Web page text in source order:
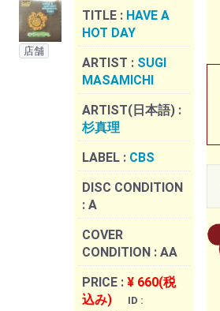
店舗
TITLE : HAVE A
HOT DAY
ARTIST : SUGI
MASAMICHI
ARTIST(日本語) :
杉真理
LABEL : CBS
DISC CONDITION
: A
COVER
CONDITION : AA
PRICE : ¥ 660(税
込み)
ID :